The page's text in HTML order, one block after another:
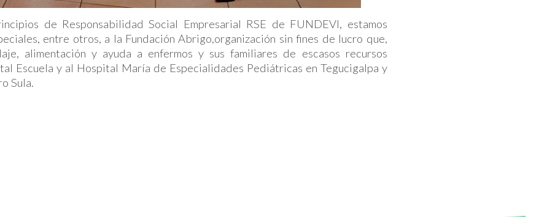
de Responsabilidad Social Empresarial RSE de FUNDEVI, estamos
entre otros, a la Fundación Abrigo,organización sin fines de lucro que,
alimentación y ayuda a enfermos y sus familiares de escasos recursos
Escuela y al Hospital María de Especialidades Pediátricas en Tegucigalpa y
Sula.